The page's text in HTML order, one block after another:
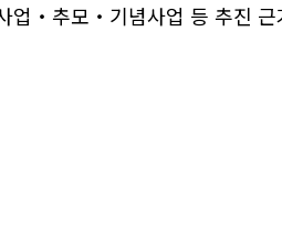
업‧추모‧기념사업 등 추진 근